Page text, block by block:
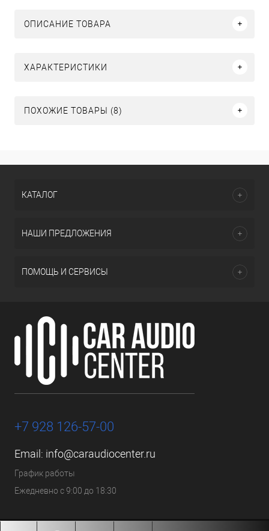
ОПИСАНИЕ ТОВАРА
ХАРАКТЕРИСТИКИ
ПОХОЖИЕ ТОВАРЫ (8)
КАТАЛОГ
НАШИ ПРЕДЛОЖЕНИЯ
ПОМОЩЬ И СЕРВИСЫ
+7 928 126-57-00
Email: info@caraudiocenter.ru
График работы
Ежедневно с 9:00 до 18:30